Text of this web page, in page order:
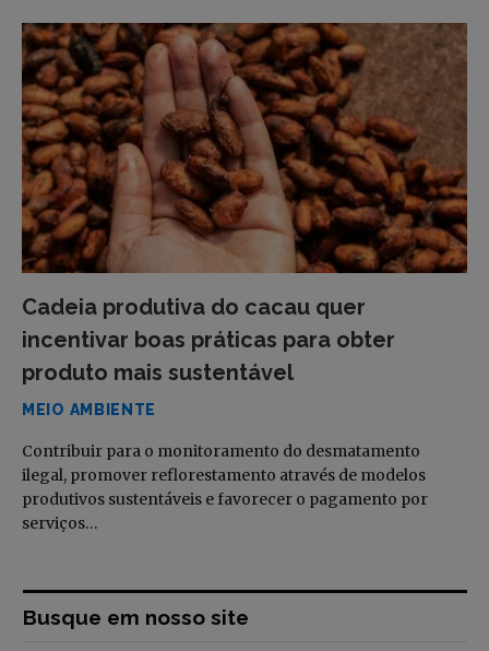
Cadeia produtiva do cacau quer
incentivar boas práticas para obter
produto mais sustentável
MEIO AMBIENTE
Contribuir para o monitoramento do desmatamento
ilegal, promover reflorestamento através de modelos
produtivos sustentáveis e favorecer o pagamento por
serviços…
Busque em nosso site